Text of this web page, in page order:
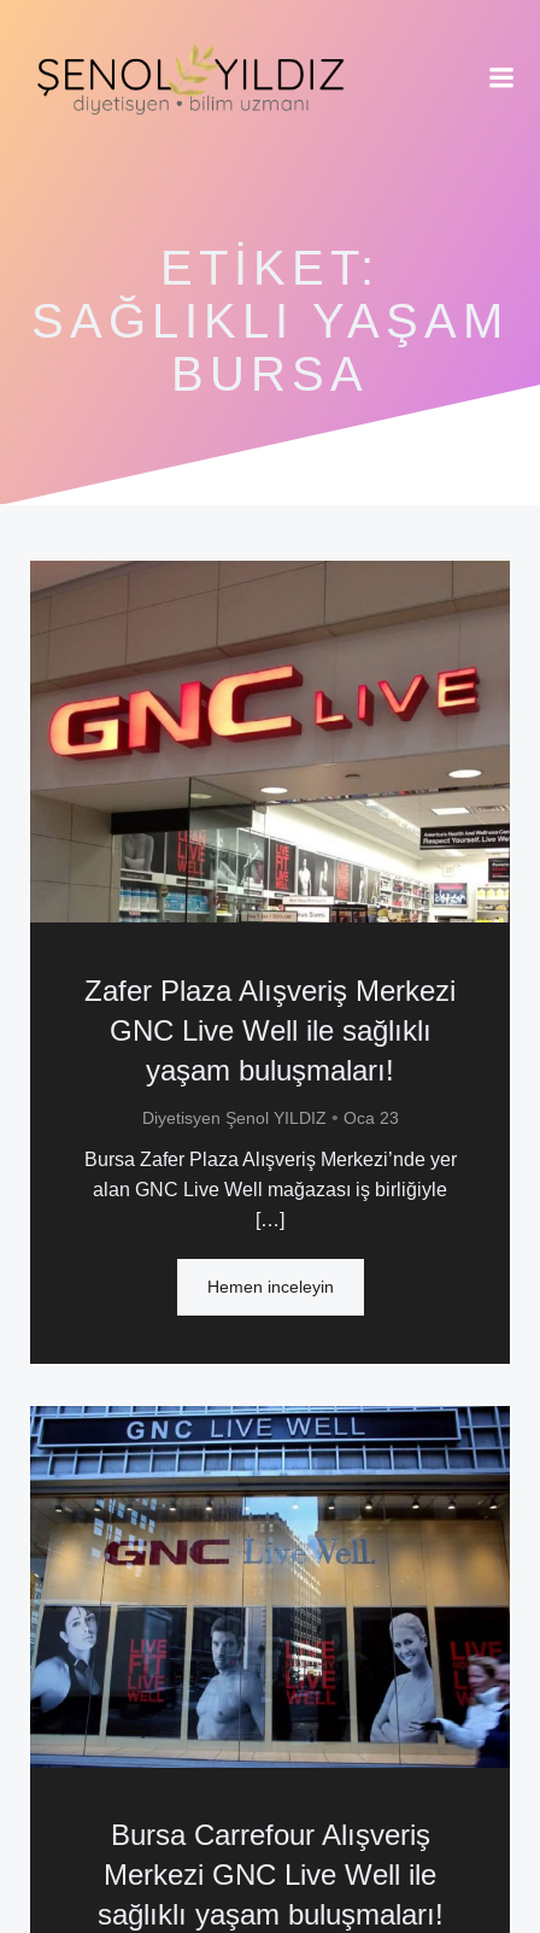
ETIKET:
SAĞLIKLI YAŞAM
BURSA
Zafer Plaza Alışveriş Merkezi
GNC Live Well ile sağlıklı
yaşam buluşmaları!
Diyetisyen Şenol YILDIZ • Oca 23
Bursa Zafer Plaza Alışveriş Merkezi’nde yer
alan GNC Live Well mağazası iş birliğiyle
[…]
Hemen inceleyin
Bursa Carrefour Alışveriş
Merkezi GNC Live Well ile
sağlıklı yaşam buluşmaları!